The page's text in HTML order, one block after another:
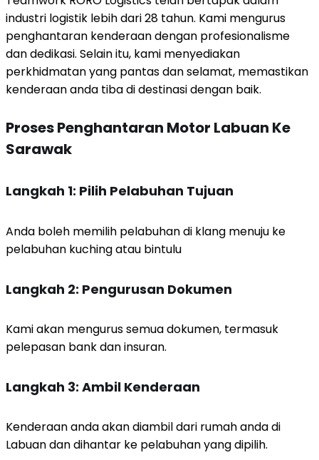
industri logistik lebih dari 28 tahun. Kami mengurus
penghantaran kenderaan dengan profesionalisme
dan dedikasi. Selain itu, kami menyediakan
perkhidmatan yang pantas dan selamat, memastikan
kenderaan anda tiba di destinasi dengan baik.
Proses Penghantaran Motor Labuan Ke
Sarawak
Langkah 1: Pilih Pelabuhan Tujuan
Anda boleh memilih pelabuhan di klang menuju ke
pelabuhan kuching atau bintulu
Langkah 2: Pengurusan Dokumen
Kami akan mengurus semua dokumen, termasuk
pelepasan bank dan insuran.
Langkah 3: Ambil Kenderaan
Kenderaan anda akan diambil dari rumah anda di
Labuan dan dihantar ke pelabuhan yang dipilih.